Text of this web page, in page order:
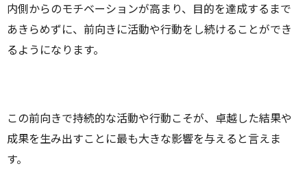
内側からのモチベーションが高まり、目的を達成するまで
あきらめずに、前向きに活動や行動をし続けることができ
るようになります。
この前向きで持続的な活動や行動こそが、卓越した結果や
成果を生み出すことに最も大きな影響を与えると言えま
す。